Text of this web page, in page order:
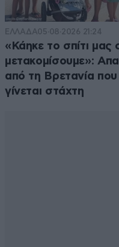
ΕΛΛΑΔΑ05·08·2026 21:24
«Κάηκε το σπίτι μας
μετακομίσουμε»:
από τη Βρετανία
γίνεται στάχτη